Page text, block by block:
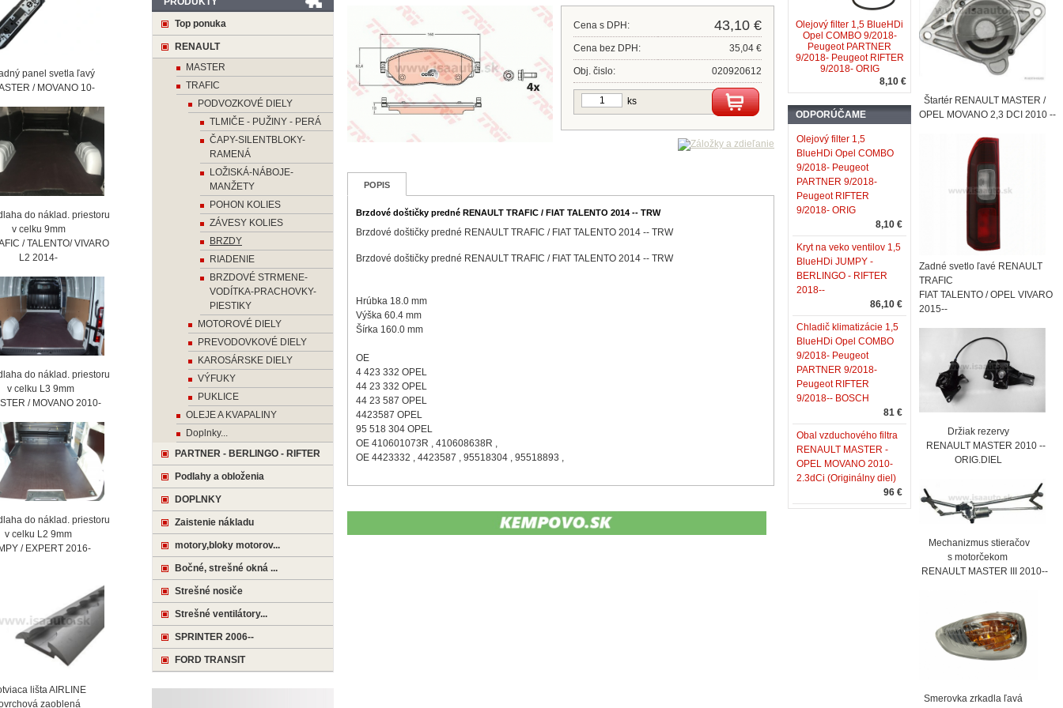
Cena s DPH: 43,10 €
Cena bez DPH: 35,04 €
Obj. čislo: 020920612
ks
POPIS
Brzdové doštičky predné RENAULT TRAFIC / FIAT TALENTO 2014 -- TRW
Brzdové doštičky predné RENAULT TRAFIC / FIAT TALENTO 2014 -- TRW
Brzdové doštičky predné RENAULT TRAFIC / FIAT TALENTO 2014 -- TRW
Hrúbka 18.0 mm
Výška 60.4 mm
Šírka 160.0 mm
OE
4 423 332 OPEL
44 23 332 OPEL
44 23 587 OPEL
4423587 OPEL
95 518 304 OPEL
OE 410601073R , 410608638R ,
OE 4423332 , 4423587 , 95518304 , 95518893 ,
Olejový filter 1,5 BlueHDi
Opel COMBO 9/2018-
Peugeot PARTNER
9/2018- Peugeot RIFTER
9/2018- ORIG
8,10 €
ODPORÚČAME
Olejový filter 1,5
BlueHDi Opel COMBO
9/2018- Peugeot
PARTNER 9/2018-
Peugeot RIFTER
9/2018- ORIG
8,10 €
Kryt na veko ventilov 1,5
BlueHDi JUMPY -
BERLINGO - RIFTER
2018--
86,10 €
Chladič klimatizácie 1,5
BlueHDi Opel COMBO
9/2018- Peugeot
PARTNER 9/2018-
Peugeot RIFTER
9/2018-- BOSCH
81 €
Obal vzduchového filtra
RENAULT MASTER -
OPEL MOVANO 2010-
2.3dCi (Originálny diel)
96 €
Top ponuka
RENAULT
MASTER
TRAFIC
PODVOZKOVÉ DIELY
TLMIČE - PUŽINY - PERÁ
ČAPY-SILENTBLOKY-
RAMENÁ
LOŽISKÁ-NÁBOJE-
MANŽETY
POHON KOLIES
ZÁVESY KOLIES
BRZDY
RIADENIE
BRZDOVÉ STRMENE-
VODÍTKA-PRACHOVKY-
PIESTIKY
MOTOROVÉ DIELY
PREVODOVKOVÉ DIELY
KAROSÁRSKE DIELY
VÝFUKY
PUKLICE
OLEJE A KVAPALINY
Doplnky...
PARTNER - BERLINGO - RIFTER
Podlahy a obloženia
DOPLNKY
Zaistenie nákladu
motory,bloky motorov...
Bočné, strešné okná ...
Strešné nosiče
Strešné ventilátory...
SPRINTER 2006--
FORD TRANSIT
panel svetla ľavý
/ MOVANO 10-
do náklad. priestoru
9mm
/ TALENTO/ VIVARO
2014-
do náklad. priestoru
L3 9mm
/ MOVANO 2010-
do náklad. priestoru
L2 9mm
/ EXPERT 2016-
lišta AIRLINE
zaoblená
Štartér RENAULT MASTER /
OPEL MOVANO 2,3 DCI 2010 --
Zadné svetlo ľavé RENAULT
TRAFIC
FIAT TALENTO / OPEL VIVARO
2015--
Držiak rezervy
RENAULT MASTER 2010 --
ORIG.DIEL
Mechanizmus stieračov
s motorčekom
RENAULT MASTER III 2010--
Smerovka zrkadla ľavá